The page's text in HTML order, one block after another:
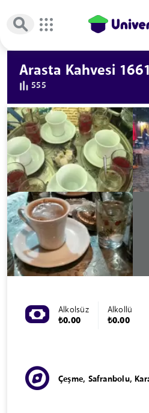
Arasta Kahvesi 1661
555
Alkolsüz
₺0.00
Alkollü
₺0.00
Çeşme, Safranbolu,